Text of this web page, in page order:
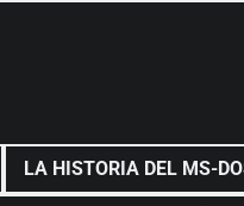
LA HISTORIA DEL MS-